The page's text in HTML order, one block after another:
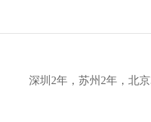
深圳2年，苏州2年，北